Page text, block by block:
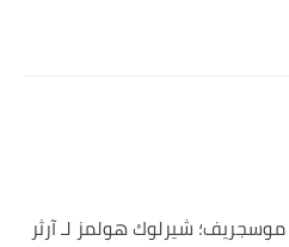
شيرلوك هولمز لـ آرثر